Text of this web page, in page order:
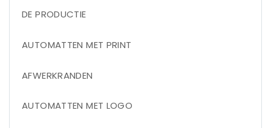
DE PRODUCTIE
AUTOMATTEN MET PRINT
AFWERKRANDEN
AUTOMATTEN MET LOGO